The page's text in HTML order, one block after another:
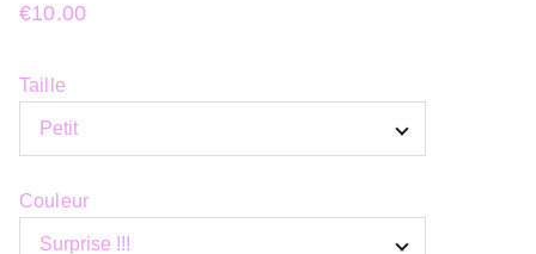
€10.00
Taille
Couleur